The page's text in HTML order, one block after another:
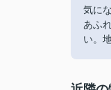
気に
あふ
い。